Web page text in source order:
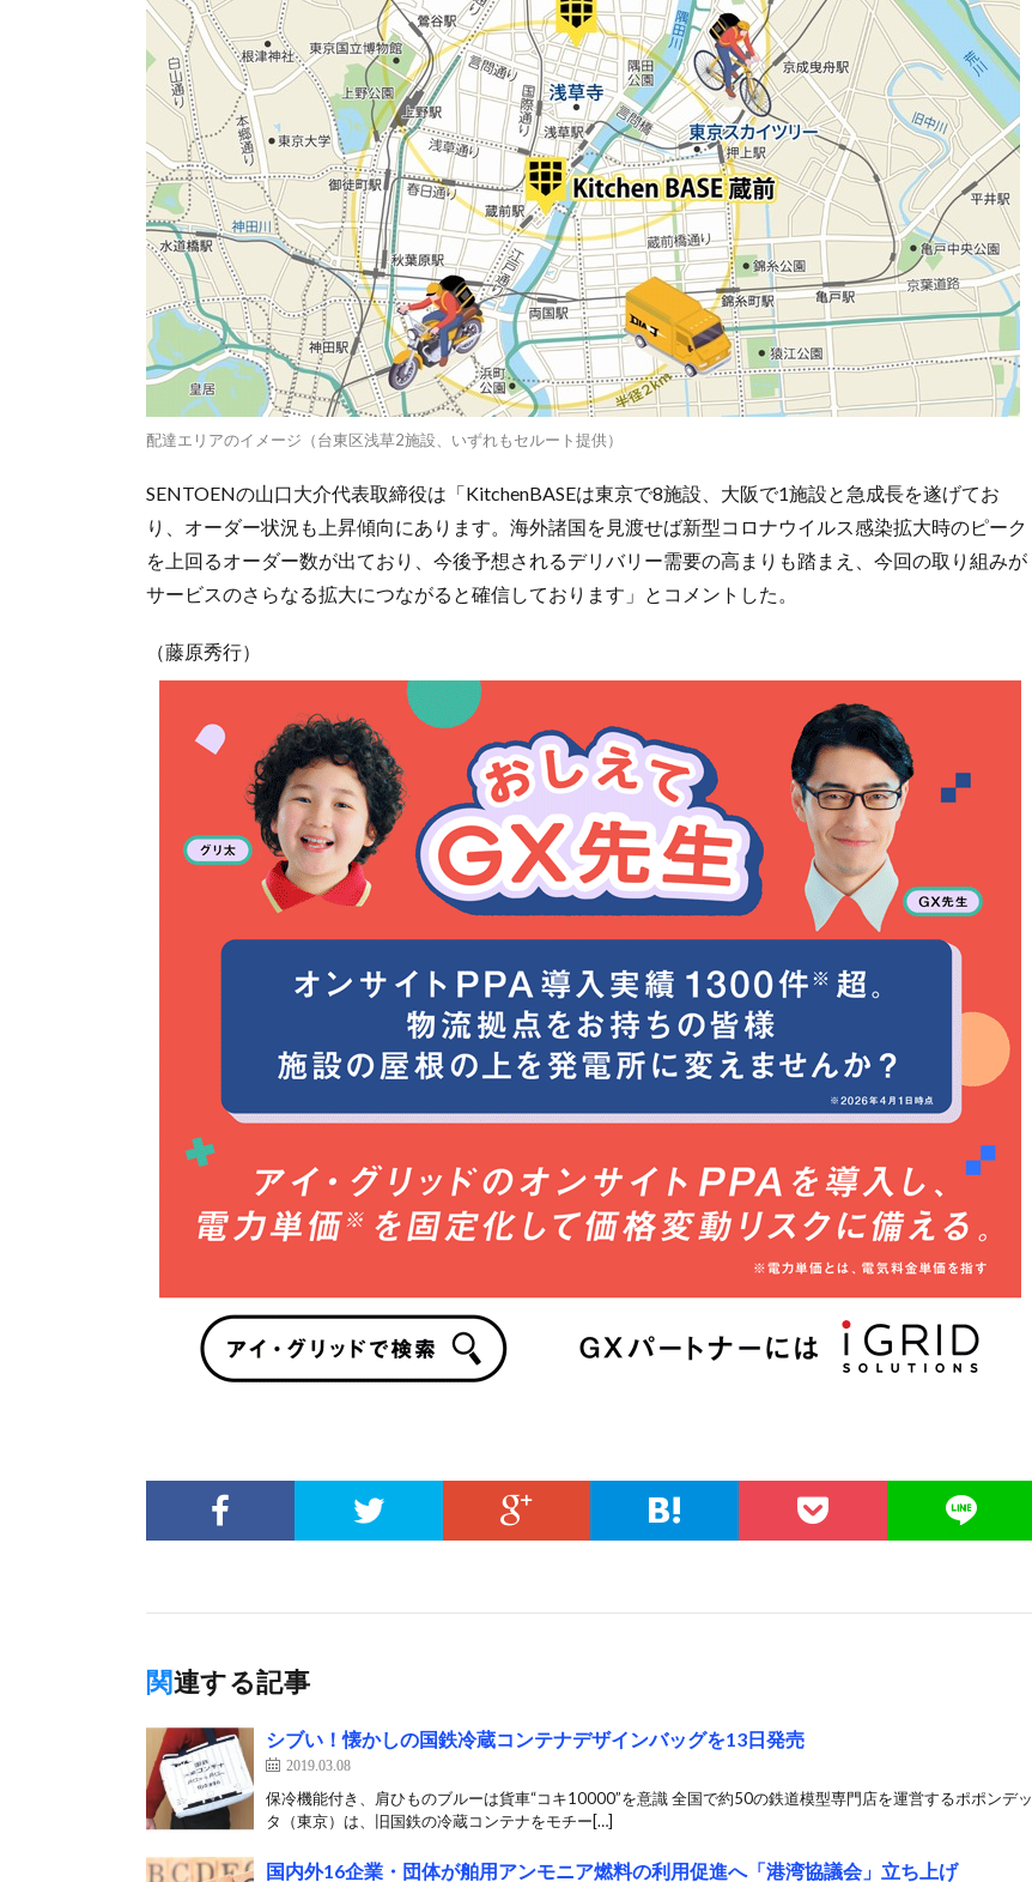
配達エリアのイメージ（台東区浅草2施設、いずれもセルート提供）
SENTOENの山口大介代表取締役は「KitchenBASEは東京で8施設、大阪で1施設と急成長を遂げてお
り、オーダー状況も上昇傾向にあります。海外諸国を見渡せば新型コロナウイルス感染拡大時のピーク
を上回るオーダー数が出ており、今後予想されるデリバリー需要の高まりも踏まえ、今回の取り組みが
サービスのさらなる拡大につながると確信しております」とコメントした。
（藤原秀行）
関連する記事
シブい！懐かしの国鉄冷蔵コンテナデザインバッグを13日発売
2019.03.08
保冷機能付き、肩ひものブルーは貨車“コキ10000”を意識 全国で約50の鉄道模型専門店を運営するポポンデッ
タ（東京）は、旧国鉄の冷蔵コンテナをモチー[…]
国内外16企業・団体が舶用アンモニア燃料の利用促進へ「港湾協議会」立ち上げ